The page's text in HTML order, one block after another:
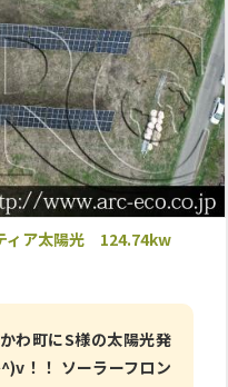
ィア太陽光 124.74kw
わ町にS様の太陽光発
！！ ソーラーフロン